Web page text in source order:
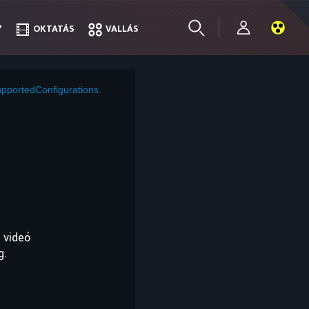
OKTATÁS VALLÁS
OKTATÁS VALLÁS